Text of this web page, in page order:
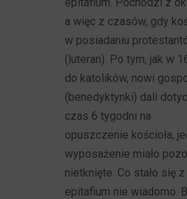
a więc z czasów, gdy
w posiadaniu
(luteran). Po tym, jak w
do katolików, nowi
(benedyktynki) dali
czas 6 tygodni na
opuszczenie kościoła,
wyposażenie miało
nietknięte. Co stało się
epitafium nie wiadomo.